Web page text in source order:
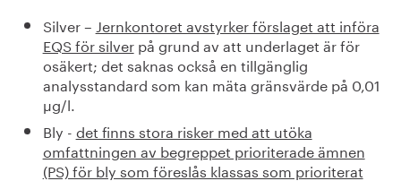
Silver – Jernkontoret avstyrker förslaget att införa
EQS för silverpå grund av att underlaget är för
osäkert; det saknas också en tillgänglig
analysstandard som kan mäta gränsvärde på 0,01
µg/l.
Bly - det finns stora risker med att utöka
omfattningen av begreppet prioriterade ämnen
(PS) för bly som föreslås klassas som prioriterat